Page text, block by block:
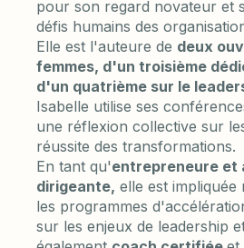
pour son regard novateur et
défis humains des
Elle est l'auteure de deux
femmes, d'un troisième
d'un quatrième sur le
Isabelle utilise ses
une réflexion collective sur
réussite des transformations.
En tant qu'entrepreneure et
dirigeante, elle est impliquée
les programmes
sur les enjeux de leadership